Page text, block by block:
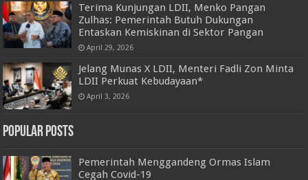
Terima Kunjungan LDII, Menko Pangan
Zulhas: Pemerintah Butuh Dukungan
Entaskan Kemiskinan di Sektor Pangan
April 29, 2026
Jelang Munas X LDII, Menteri Fadli Zon Minta
LDII Perkuat Kebudayaan*
April 3, 2026
Popular Posts
Pemerintah Menggandeng Ormas Islam
Cegah Covid-19